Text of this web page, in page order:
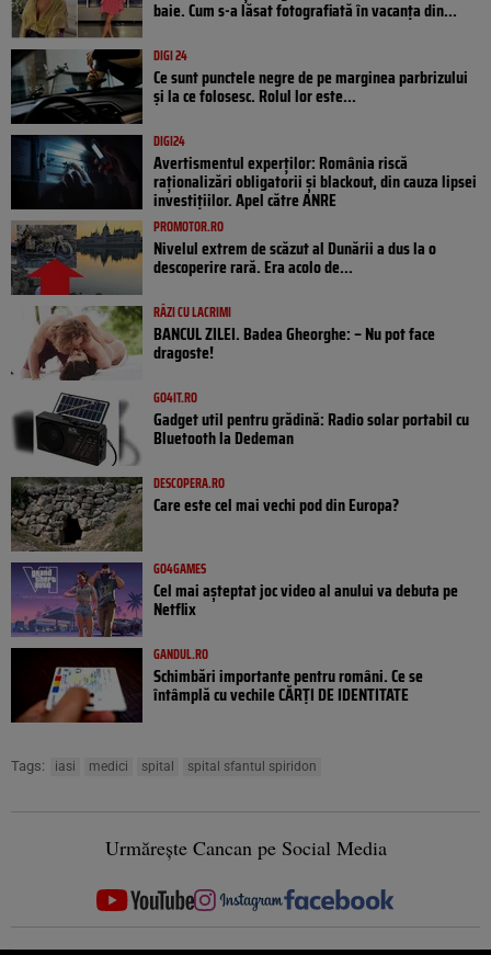
baie. Cum s-a lăsat fotografiată în vacanța din...
DIGI 24
Ce sunt punctele negre de pe marginea parbrizului
și la ce folosesc. Rolul lor este...
DIGI24
Avertismentul experților: România riscă
raționalizări obligatorii și blackout, din cauza lipsei
investițiilor. Apel către ANRE
PROMOTOR.RO
Nivelul extrem de scăzut al Dunării a dus la o
descoperire rară. Era acolo de...
RÂZI CU LACRIMI
BANCUL ZILEI. Badea Gheorghe: – Nu pot face
dragoste!
GO4IT.RO
Gadget util pentru grădină: Radio solar portabil cu
Bluetooth la Dedeman
DESCOPERA.RO
Care este cel mai vechi pod din Europa?
GO4GAMES
Cel mai așteptat joc video al anului va debuta pe
Netflix
GANDUL.RO
Schimbări importante pentru români. Ce se
întâmplă cu vechile CĂRȚI DE IDENTITATE
Tags: iasi medici spital spital sfantul spiridon
Urmărește Cancan pe Social Media